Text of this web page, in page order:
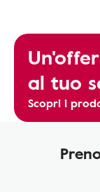
al tuo
Scopri i